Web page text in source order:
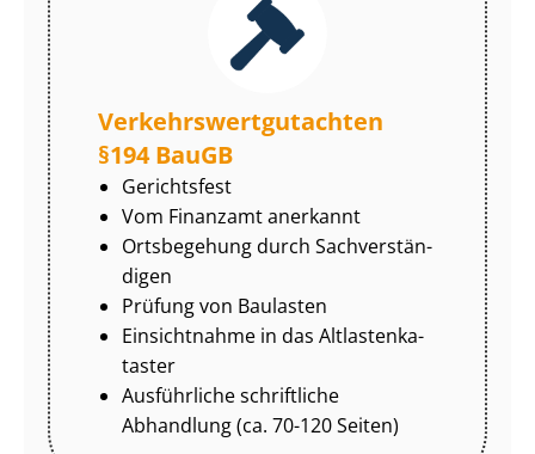
Ver­kehrs­wert­gut­ach­ten
§194 BauGB
Gerichtsfest
Vom Finanzamt anerkannt
Ortsbegehung durch Sach­ver­stän­
di­gen
Prüfung von Baulasten
Einsichtnahme in das Alt­las­ten­ka­
tas­ter
Ausführliche schriftliche
Abhandlung (ca. 70-120 Seiten)